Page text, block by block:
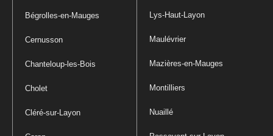
Bégrolles-en-Mauges
Cernusson
Chanteloup-les-Bois
Cholet
Cléré-sur-Layon
Lys-Haut-Layon
Maulévrier
Mazières-en-Mauges
Montilliers
Nuaillé